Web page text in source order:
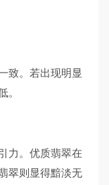
致。若出现明显
力。优质翡翠在
翠则显得黯淡无